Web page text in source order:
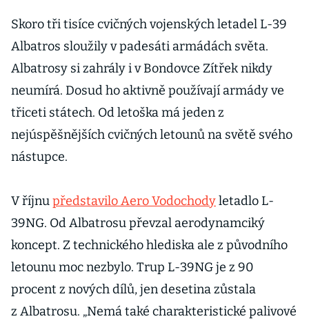
Skoro tři tisíce cvičných vojenských letadel L-39
Albatros sloužily v padesáti armádách světa.
Albatrosy si zahrály i v Bondovce Zítřek nikdy
neumírá. Dosud ho aktivně používají armády ve
třiceti státech. Od letoška má jeden z
nejúspěšnějších cvičných letounů na světě svého
nástupce.
V říjnupředstavilo Aero Vodochodyletadlo L-
39NG. Od Albatrosu převzal aerodynamciký
koncept. Z technického hlediska ale z původního
letounu moc nezbylo. Trup L-39NG je z 90
procent z nových dílů, jen desetina zůstala
z Albatrosu. „Nemá také charakteristické palivové